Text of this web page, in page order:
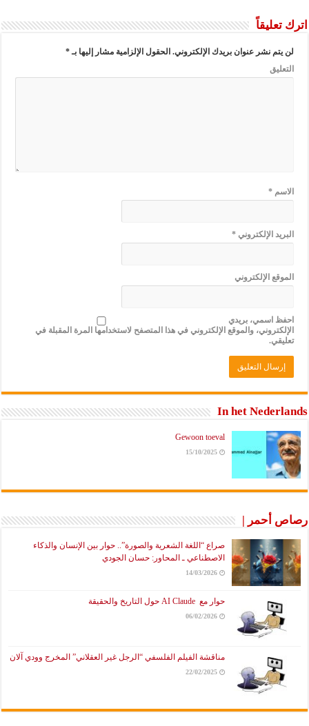
اترك تعليقاً
لن يتم نشر عنوان بريدك الإلكتروني. الحقول الإلزامية مشار إليها بـ*
التعليق
الاسم*
البريد الإلكتروني*
الموقع الإلكتروني
احفظ اسمي، بريدي
الإلكتروني، والموقع الإلكتروني في هذا المتصفح لاستخدامها المرة المقبلة في
تعليقي.
In het Nederlands
Gewoon toeval
15/10/2025
رصاص أحمر |
صراع “اللغة الشعرية والصورة”.. حوار بين الإنسان والذكاء
الاصطناعي ـ المحاور: حسان الجودي
14/03/2026
حوار مع AI Claude حول التاريخ والحقيقة
06/02/2026
مناقشة الفيلم الفلسفي “الرجل غير العقلاني” المخرج وودي آلان
22/02/2025